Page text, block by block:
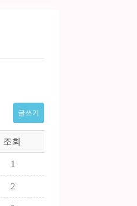
글쓰기
조회
1
2